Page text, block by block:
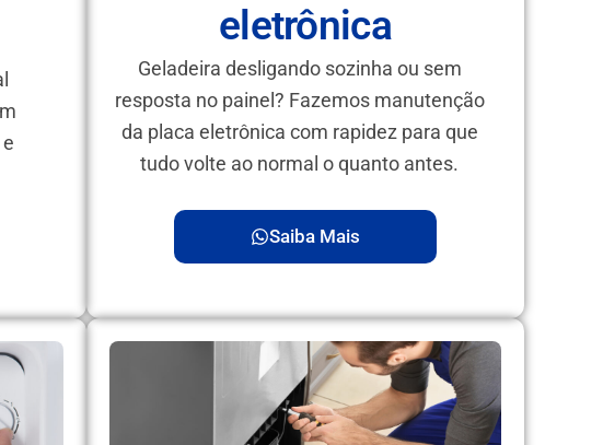
eletrônica
Geladeira desligando sozinha ou sem
resposta no painel? Fazemos manutenção
da placa eletrônica com rapidez para que
tudo volte ao normal o quanto antes.
Saiba Mais